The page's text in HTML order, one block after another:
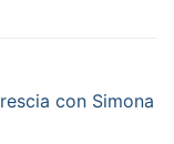
con Simona